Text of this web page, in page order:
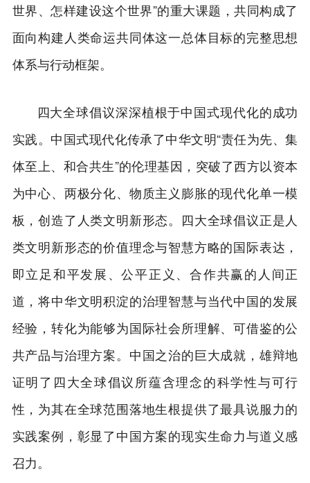
世界、怎样建设这个世界”的重大课题，共同构成了
面向构建人类命运共同体这一总体目标的完整思想
体系与行动框架。
四大全球倡议深深植根于中国式现代化的成功
实践。中国式现代化传承了中华文明“责任为先、集
体至上、和合共生”的伦理基因，突破了西方以资本
为中心、两极分化、物质主义膨胀的现代化单一模
板，创造了人类文明新形态。四大全球倡议正是人
类文明新形态的价值理念与智慧方略的国际表达，
即立足和平发展、公平正义、合作共赢的人间正
道，将中华文明积淀的治理智慧与当代中国的发展
经验，转化为能够为国际社会所理解、可借鉴的公
共产品与治理方案。中国之治的巨大成就，雄辩地
证明了四大全球倡议所蕴含理念的科学性与可行
性，为其在全球范围落地生根提供了最具说服力的
实践案例，彰显了中国方案的现实生命力与道义感
召力。